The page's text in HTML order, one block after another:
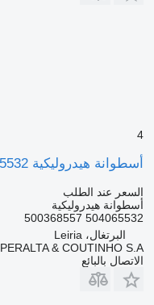
4
أسطوانة هيدروليكية IVECO Stralis Cilindro Elevação de Cabine 504065532 لـ الشاحنات IVECO Stralis
السعر عند الطلب
أسطوانة هيدروليكية
504065532 500368557
البرتغال، Leiria
PERALTA & COUTINHO S.A.
الاتصال بالبائع